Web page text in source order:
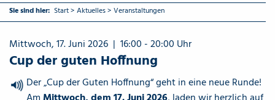
Sie sind hier: Start> Aktuelles> Veranstaltungen
Mittwoch, 17. Juni 2026 | 16:00 - 20:00 Uhr
Cup der guten Hoffnung
{Play}Der „Cup der Guten Hoffnung“ geht in eine neue Runde!